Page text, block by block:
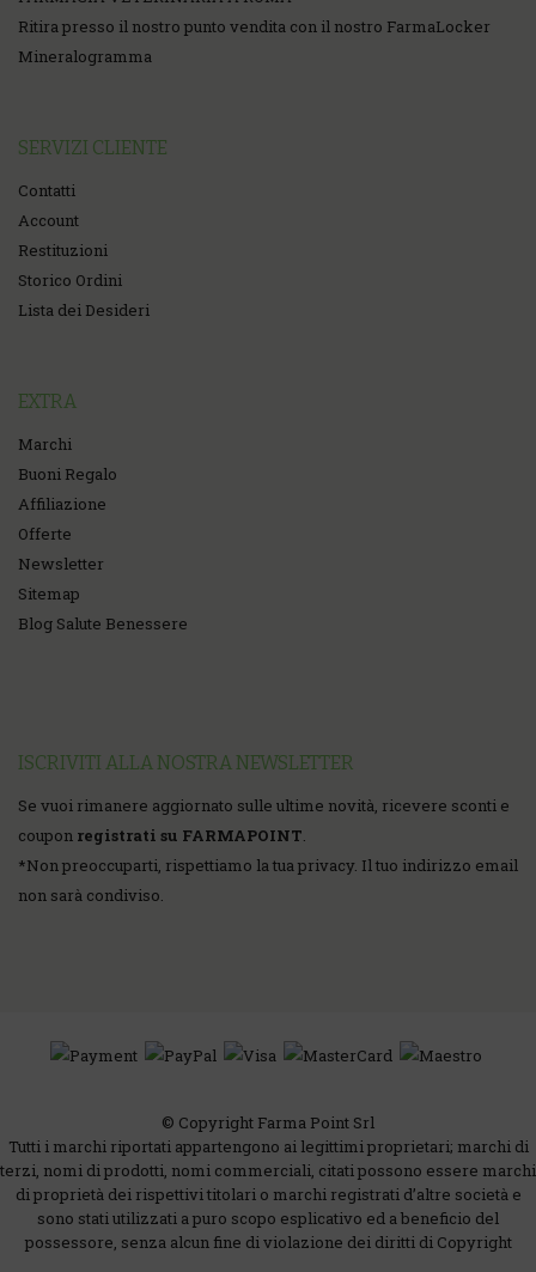
Ritira presso il nostro punto vendita con il nostro FarmaLocker
Mineralogramma
SERVIZI CLIENTE
Contatti
Account
Restituzioni
Storico Ordini
Lista dei Desideri
EXTRA
Marchi
Buoni Regalo
Affiliazione
Offerte
Newsletter
Sitemap
Blog Salute Benessere
ISCRIVITI ALLA NOSTRA NEWSLETTER
Se vuoi rimanere aggiornato sulle ultime novità, ricevere sconti e
coupon registrati su FARMAPOINT.
*Non preoccuparti, rispettiamo la tua privacy. Il tuo indirizzo email
non sarà condiviso.
© Copyright Farma Point Srl
Tutti i marchi riportati appartengono ai legittimi proprietari; marchi di
terzi, nomi di prodotti, nomi commerciali, citati possono essere marchi
di proprietà dei rispettivi titolari o marchi registrati d’altre società e
sono stati utilizzati a puro scopo esplicativo ed a beneficio del
possessore, senza alcun fine di violazione dei diritti di Copyright